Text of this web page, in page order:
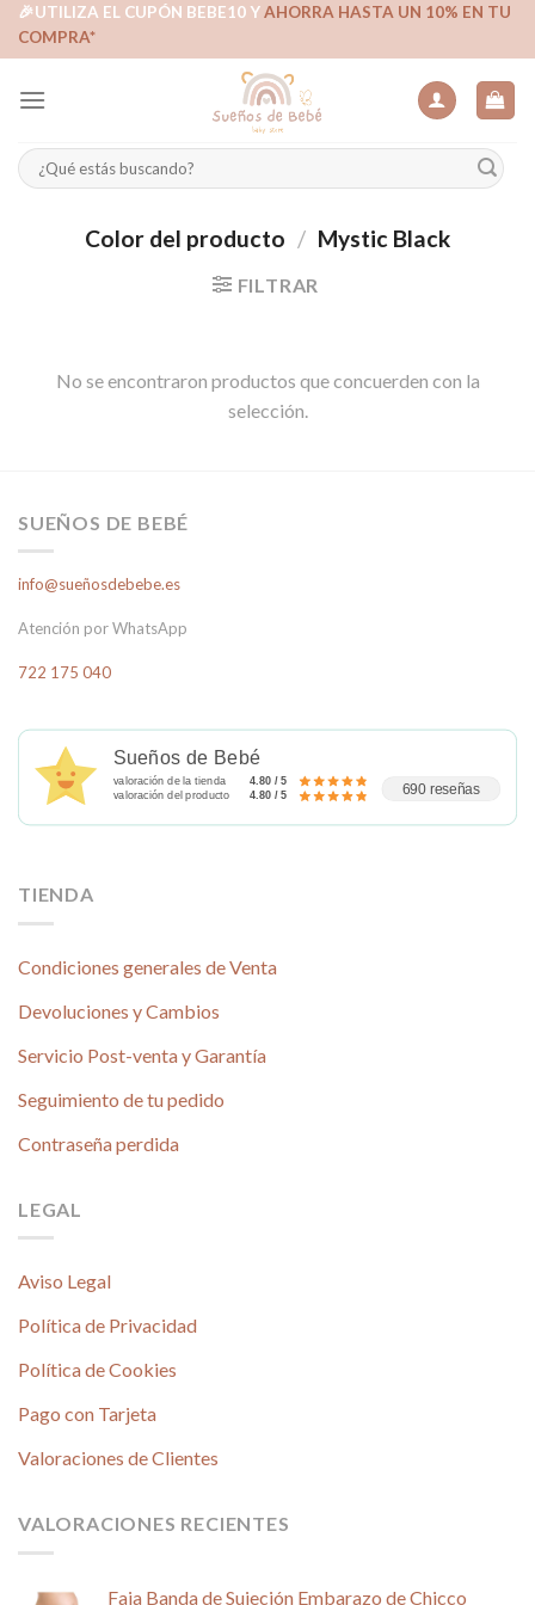
Skip🎉UTILIZA EL CUPÓN BEBE10 YAHORRA HASTA UN 10% EN TU
COMPRA*
Buscar
por:
Color del producto / Mystic Black
FILTRAR
No se encontraron productos que concuerden con la
selección.
SUEÑOS DE BEBÉ
info@sueñosdebebe.es
Atención por WhatsApp
722 175 040
Sueños de Bebé
valoración de la tienda
4.80 / 5
valoración del producto
4.80 / 5 690 reseñas
TIENDA
Condiciones generales de Venta
Devoluciones y Cambios
Servicio Post-venta y Garantía
Seguimiento de tu pedido
Contraseña perdida
LEGAL
Aviso Legal
Política de Privacidad
Política de Cookies
Pago con Tarjeta
Valoraciones de Clientes
VALORACIONES RECIENTES
Faja Banda de Sujeción Embarazo de Chicco